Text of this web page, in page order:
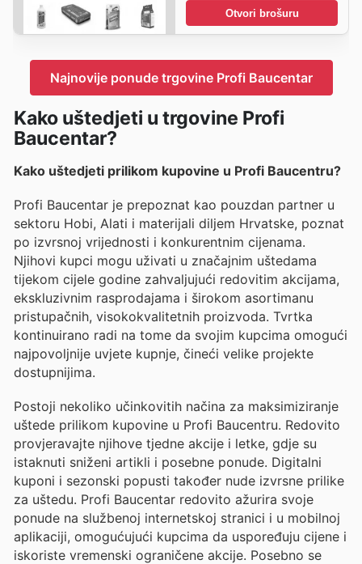
Otvori brošuru
Najnovije ponude trgovine Profi Baucentar
Kako uštedjeti u trgovine Profi
Baucentar?
Kako uštedjeti prilikom kupovine u Profi Baucentru?
Profi Baucentar je prepoznat kao pouzdan partner u
sektoru Hobi, Alati i materijali diljem Hrvatske, poznat
po izvrsnoj vrijednosti i konkurentnim cijenama.
Njihovi kupci mogu uživati u značajnim uštedama
tijekom cijele godine zahvaljujući redovitim akcijama,
ekskluzivnim rasprodajama i širokom asortimanu
pristupačnih, visokokvalitetnih proizvoda. Tvrtka
kontinuirano radi na tome da svojim kupcima omogući
najpovoljnije uvjete kupnje, čineći velike projekte
dostupnijima.
Postoji nekoliko učinkovitih načina za maksimiziranje
uštede prilikom kupovine u Profi Baucentru. Redovito
provjeravajte njihove tjedne akcije i letke, gdje su
istaknuti sniženi artikli i posebne ponude. Digitalni
kuponi i sezonski popusti također nude izvrsne prilike
za uštedu. Profi Baucentar redovito ažurira svoje
ponude na službenoj internetskoj stranici i u mobilnoj
aplikaciji, omogućujući kupcima da uspoređuju cijene i
iskoriste vremenski ograničene akcije. Posebno se